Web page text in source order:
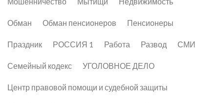
Обман Обман пенсионеров Пенсионеры
Праздник РОССИЯ 1 Работа Развод СМИ
Семейный кодекс УГОЛОВНОЕ ДЕЛО
Центр правовой помощи и судебной защиты